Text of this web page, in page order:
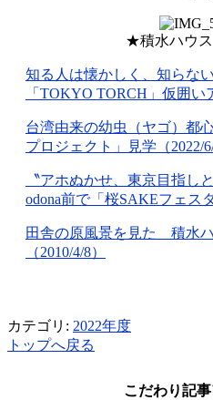
★積水ハウス
知る人は懐かしく、知らな
「TOKYO TORCH」仮囲い
台湾由来の幼虫（ヤゴ）都
プロジェクト」見学（2022/6/
〝アホぬかせ、東京目指し
odona前で「桜SAKEフェス
田舎の原風景を見た 積水ハ
（2010/4/8）
カテゴリ: 2022年度
トップへ戻る
こだわり記